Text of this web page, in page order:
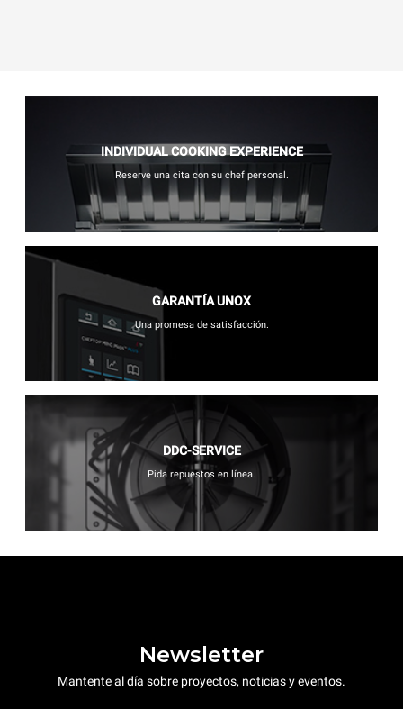
INDIVIDUAL COOKING EXPERIENCE
Reserve una cita con su chef personal.
GARANTÍA UNOX
Una promesa de satisfacción.
DDC-SERVICE
Pida repuestos en línea.
Newsletter
Mantente al día sobre proyectos, noticias y eventos.